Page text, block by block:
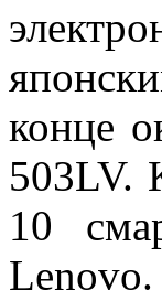
конце
503LV.
10
Lenovo.